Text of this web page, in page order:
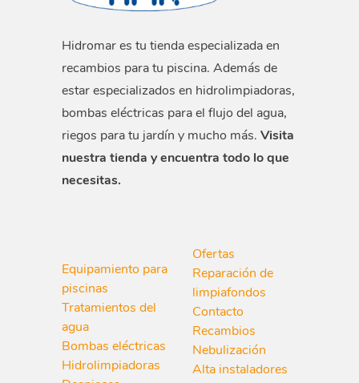
Hidromar es tu tienda especializada en
recambios para tu piscina. Además de
estar especializados en hidrolimpiadoras,
bombas eléctricas para el flujo del agua,
riegos para tu jardín y mucho más. Visita
nuestra tienda y encuentra todo lo que
necesitas.
Equipamiento para
piscinas
Tratamientos del
agua
Bombas eléctricas
Hidrolimpiadoras
Ofertas
Reparación de
limpiafondos
Contacto
Recambios
Nebulización
Alta instaladores